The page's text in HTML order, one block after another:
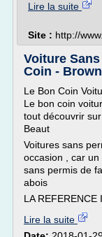
Lire la suite
Site : http://
Voiture
Coin - Brown
Le Bon Coin
Le bon coin
tout découvrir
Beaut
Voitures sans
occasion , car
sans permis de
abois
LA REFERENCE
Lire la suite